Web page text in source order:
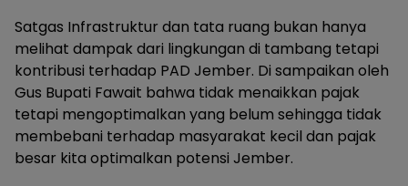
Satgas Infrastruktur dan tata ruang bukan hanya
melihat dampak dari lingkungan di tambang tetapi
kontribusi terhadap PAD Jember. Di sampaikan oleh
Gus Bupati Fawait bahwa tidak menaikkan pajak
tetapi mengoptimalkan yang belum sehingga tidak
membebani terhadap masyarakat kecil dan pajak
besar kita optimalkan potensi Jember.